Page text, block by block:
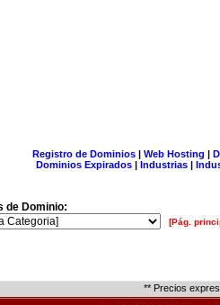
Registro de Dominios| Web Hosting |
Dominios Expirados | Industrias |
de Dominio:
[Pág.
** Precios